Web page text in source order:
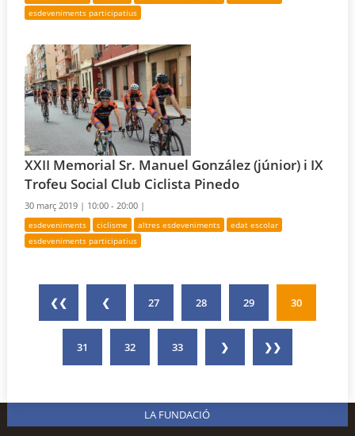
esdeveniments participatius
XXII Memorial Sr. Manuel González (júnior) i IX
Trofeu Social Club Ciclista Pinedo
30 març 2019 | 10:00 - 20:00 |
esdeveniments ciclisme altres esdeveniments
edat escolar
esdeveniments participatius
❮❮ ❮ 27 28 29 30
31 32 33 ❯ ❯❯
LA FUNDACIÓ